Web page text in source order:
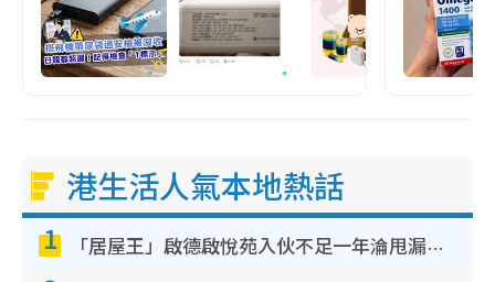
港生活人氣本地熱話
1 「居屋王」啟德啟悅苑入伙不足一年淪甩漏之王！插頭噴火花致大停電 多戶業主全屋家電報銷